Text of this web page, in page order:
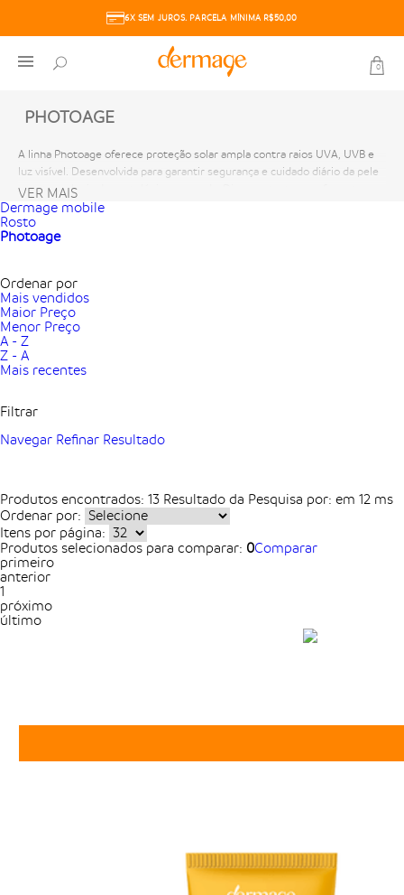
6X SEM JUROS. PARCELA MÍNIMA R$50,00
0
PHOTOAGE
A linha Photoage oferece proteção solar ampla contra raios UVA, UVB e
luz visível. Desenvolvida para garantir segurança e cuidado diário da pele
com tecnologia dermatológica avançada. Diversas texturas e formatos:
cremes, sticks, fluidos, pós compactos e muito mais. Fórmulas para todos
os tipos de pele com diferentes níveis de FPS e acabamentos.
VER MAIS
Dermage mobile
Rosto
Photoage
Ordenar por
Mais vendidos
Maior Preço
Menor Preço
A - Z
Z - A
Mais recentes
Filtrar
Navegar Refinar Resultado
Produtos encontrados: 13 Resultado da Pesquisa por: em 12 ms
Ordenar por:
Itens por página:
Produtos selecionados para comparar: 0Comparar
primeiro
anterior
1
próximo
último